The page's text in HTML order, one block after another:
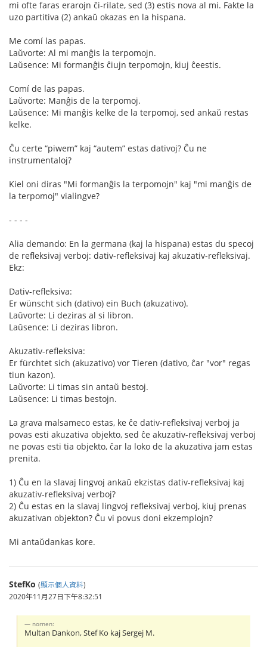
mi ofte faras erarojn ĉi-rilate, sed (3) estis nova al mi. Fakte la
uzo partitiva (2) ankaŭ okazas en la hispana.
Me comí las papas.
Laŭvorte: Al mi manĝis la terpomojn.
Laŭsence: Mi formanĝis ĉiujn terpomojn, kiuj ĉeestis.
Comí de las papas.
Laŭvorte: Manĝis de la terpomoj.
Laŭsence: Mi manĝis kelke de la terpomoj, sed ankaŭ restas
kelke.
Ĉu certe “piwem” kaj “autem” estas dativoj? Ĉu ne
instrumentaloj?
Kiel oni diras "Mi formanĝis la terpomojn" kaj "mi manĝis de
la terpomoj" vialingve?
- - - -
Alia demando: En la germana (kaj la hispana) estas du specoj
de refleksivaj verboj: dativ-refleksivaj kaj akuzativ-refleksivaj.
Ekz:
Dativ-refleksiva:
Er wünscht sich (dativo) ein Buch (akuzativo).
Laŭvorte: Li deziras al si libron.
Laŭsence: Li deziras libron.
Akuzativ-refleksiva:
Er fürchtet sich (akuzativo) vor Tieren (dativo, ĉar "vor" regas
tiun kazon).
Laŭvorte: Li timas sin antaŭ bestoj.
Laŭsence: Li timas bestojn.
La grava malsameco estas, ke ĉe dativ-refleksivaj verboj ja
povas esti akuzativa objekto, sed ĉe akuzativ-refleksivaj verboj
ne povas esti tia objekto, ĉar la loko de la akuzativa jam estas
prenita.
1) Ĉu en la slavaj lingvoj ankaŭ ekzistas dativ-refleksivaj kaj
akuzativ-refleksivaj verboj?
2) Ĉu estas en la slavaj lingvoj refleksivaj verboj, kiuj prenas
akuzativan objekton? Ĉu vi povus doni ekzemplojn?
Mi antaŭdankas kore.
StefKo (顯示個人資料)
2020年11月27日下午8:32:51
nornen:
Multan Dankon, Stef Ko kaj Sergej M.